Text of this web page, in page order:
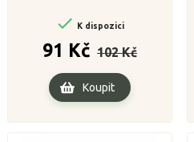
 K dispozici
91 Kč
cena
102 Kč
Koupit